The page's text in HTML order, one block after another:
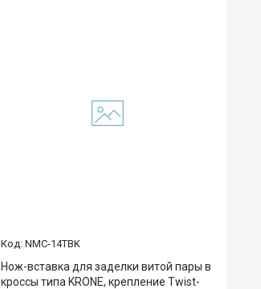
NMC-14TBK
Нож-вставка для заделки витой пары в
кроссы типа KRONE, крепление Twist-